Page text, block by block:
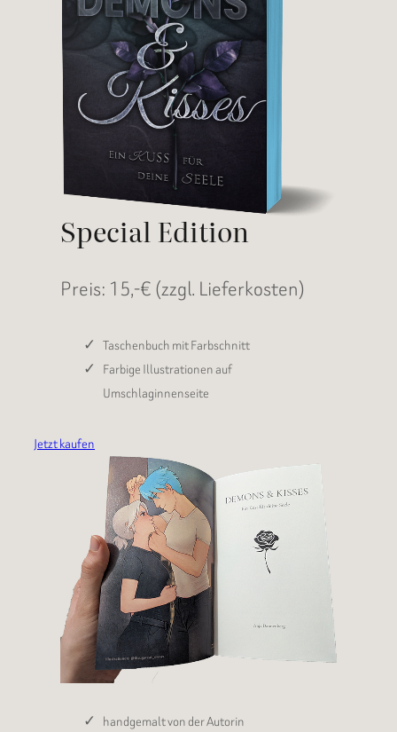
Special Edition
Preis: 15,-€ (zzgl. Lieferkosten)
Taschenbuch mit Farbschnitt
Farbige Illustrationen auf
Umschlaginnenseite
Jetzt kaufen
handgemalt von der Autorin